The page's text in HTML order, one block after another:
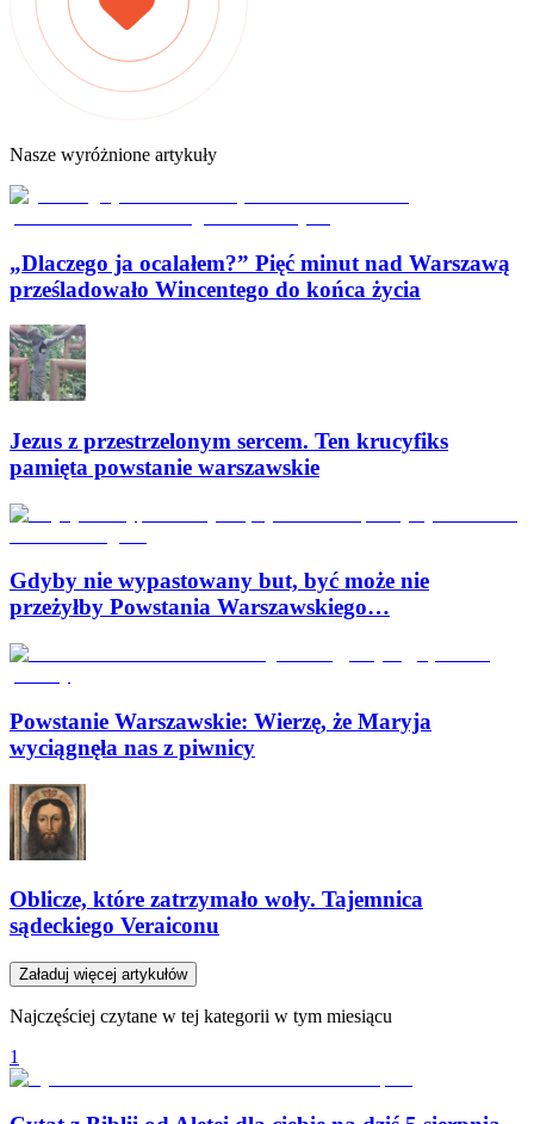
Nasze wyróżnione artykuły
„Dlaczego ja ocalałem?” Pięć minut nad Warszawą
prześladowało Wincentego do końca życia
Jezus z przestrzelonym sercem. Ten krucyfiks
pamięta powstanie warszawskie
Gdyby nie wypastowany but, być może nie
przeżyłby Powstania Warszawskiego…
Powstanie Warszawskie: Wierzę, że Maryja
wyciągnęła nas z piwnicy
Oblicze, które zatrzymało woły. Tajemnica
sądeckiego Veraiconu
Załaduj więcej artykułów
Najczęściej czytane w tej kategorii w tym miesiącu
1